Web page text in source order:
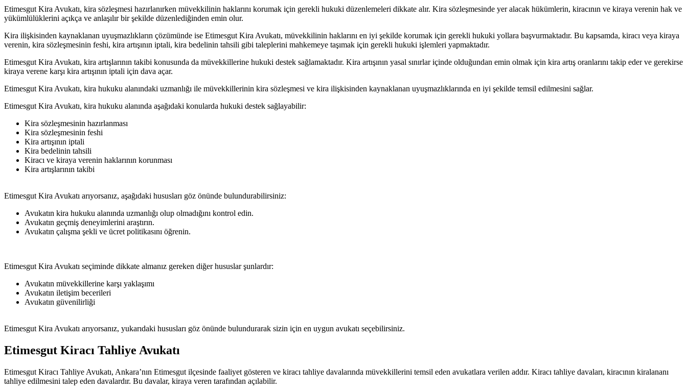
Etimesgut Kira Avukatı, kira sözleşmesi hazırlanırken müvekkilinin haklarını korumak için gerekli hukuki düzenlemeleri dikkate alır. Kira sözleşmesinde yer alacak hükümlerin, kiracının ve kiraya verenin hak ve
yükümlülüklerini açıkça ve anlaşılır bir şekilde düzenlediğinden emin olur.
Kira ilişkisinden kaynaklanan uyuşmazlıkların çözümünde ise Etimesgut Kira Avukatı, müvekkilinin haklarını en iyi şekilde korumak için gerekli hukuki yollara başvurmaktadır. Bu kapsamda, kiracı veya kiraya
verenin, kira sözleşmesinin feshi, kira artışının iptali, kira bedelinin tahsili gibi taleplerini mahkemeye taşımak için gerekli hukuki işlemleri yapmaktadır.
Etimesgut Kira Avukatı, kira artışlarının takibi konusunda da müvekkillerine hukuki destek sağlamaktadır. Kira artışının yasal sınırlar içinde olduğundan emin olmak için kira artış oranlarını takip eder ve gerekirse
kiraya verene karşı kira artışının iptali için dava açar.
Etimesgut Kira Avukatı, kira hukuku alanındaki uzmanlığı ile müvekkillerinin kira sözleşmesi ve kira ilişkisinden kaynaklanan uyuşmazlıklarında en iyi şekilde temsil edilmesini sağlar.
Etimesgut Kira Avukatı, kira hukuku alanında aşağıdaki konularda hukuki destek sağlayabilir:
Kira sözleşmesinin hazırlanması
Kira sözleşmesinin feshi
Kira artışının iptali
Kira bedelinin tahsili
Kiracı ve kiraya verenin haklarının korunması
Kira artışlarının takibi
Etimesgut Kira Avukatı arıyorsanız, aşağıdaki hususları göz önünde bulundurabilirsiniz:
Avukatın kira hukuku alanında uzmanlığı olup olmadığını kontrol edin.
Avukatın geçmiş deneyimlerini araştırın.
Avukatın çalışma şekli ve ücret politikasını öğrenin.
Etimesgut Kira Avukatı seçiminde dikkate almanız gereken diğer hususlar şunlardır:
Avukatın müvekkillerine karşı yaklaşımı
Avukatın iletişim becerileri
Avukatın güvenilirliği
Etimesgut Kira Avukatı arıyorsanız, yukarıdaki hususları göz önünde bulundurarak sizin için en uygun avukatı seçebilirsiniz.
Etimesgut Kiracı Tahliye Avukatı
Etimesgut Kiracı Tahliye Avukatı, Ankara’nın Etimesgut ilçesinde faaliyet gösteren ve kiracı tahliye davalarında müvekkillerini temsil eden avukatlara verilen addır. Kiracı tahliye davaları, kiracının kiralananı
tahliye edilmesini talep eden davalardır. Bu davalar, kiraya veren tarafından açılabilir.